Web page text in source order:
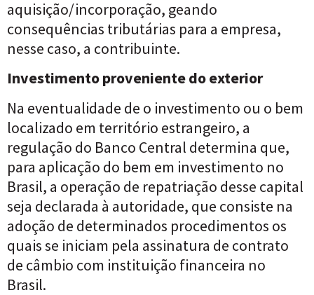
aquisição/incorporação, geando
consequências tributárias para a empresa,
nesse caso, a contribuinte.
Investimento proveniente do exterior
Na eventualidade de o investimento ou o bem
localizado em território estrangeiro, a
regulação do Banco Central determina que,
para aplicação do bem em investimento no
Brasil, a operação de repatriação desse capital
seja declarada à autoridade, que consiste na
adoção de determinados procedimentos os
quais se iniciam pela assinatura de contrato
de câmbio com instituição financeira no
Brasil.